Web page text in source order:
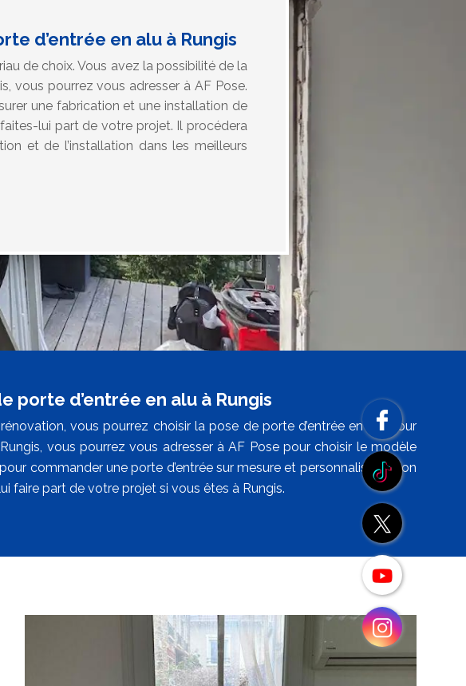
d’entrée en alu à Rungis
de choix. Vous avez la possibilité de la
vous pourrez vous adresser à AF Pose.
une fabrication et une installation de
lui part de votre projet. Il procédera
et de l’installation dans les meilleurs
porte d’entrée en alu à Rungis
vous pourrez choisir la pose de porte d’entrée en alu pour
vous pourrez vous adresser à AF Pose pour choisir le modèle
commander une porte d’entrée sur mesure et personnalisée selon
faire part de votre projet si vous êtes à Rungis.